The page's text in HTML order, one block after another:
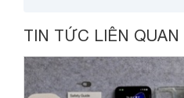
TIN TỨC LIÊN QUAN